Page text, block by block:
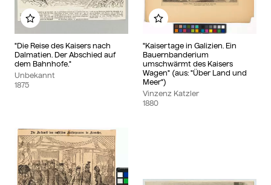
"Die Reise des Kaisers nach
Dalmatien. Der Abschied auf
dem Bahnhofe."
Unbekannt
1875
Zu meinem Album hinzufügen
"Kaisertage in Galizien. Ein
Bauernbanderium
umschwärmt des Kaisers
Wagen" (aus: "Über Land und
Meer")
Vinzenz Katzler
1880
Zu meinem Album